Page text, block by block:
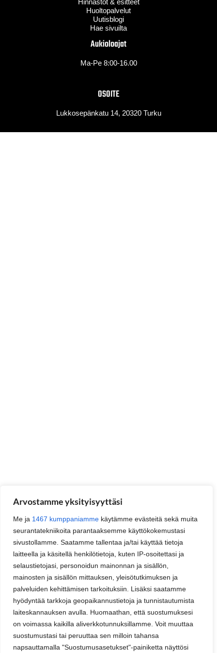
Arvostamme yksityisyyttäsi
Me ja 1467 kumppaniamme käytämme evästeitä sekä muita
seurantatekniikoita parantaaksemme käyttökokemustasi
sivustollamme. Saatamme tallentaa ja/tai käyttää tietoja
laitteella ja käsitellä henkilötietoja, kuten IP-osoitettasi ja
selaustietojasi, personoidun mainonnan ja sisällön,
mainosten ja sisällön mittauksen, yleisötutkimuksen ja
palveluiden kehittämisen tarkoituksiin. Lisäksi saatamme
hyödyntää tarkkoja geopaikannustietoja ja tunnistautumista
laiteskannauksen avulla. Huomaathan, että suostumuksesi
on voimassa kaikilla aliverkkotunnuksillamme. Voit muuttaa
suostumustasi tai peruuttaa sen milloin tahansa
napsauttamalla "Suostumusasetukset"-painiketta näyttösi
Hinnastot & esitteet
Huoltopalvelut
Uutisblogi
Hae sivuilta
Aukioloajat
Ma-Pe 8:00-16.00
OSOITE
Lukkosepänkatu 14, 20320 Turku